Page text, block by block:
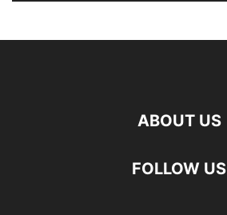
ABOUT US
FOLLOW US